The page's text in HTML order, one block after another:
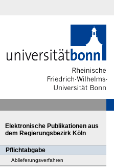
Elektronische Publikationen aus
dem Regierungsbezirk Köln
Pflichtabgabe
Ablieferungsverfahren